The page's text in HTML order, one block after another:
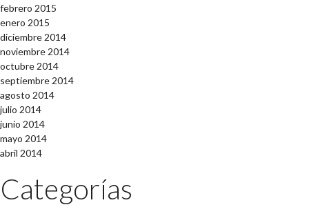
febrero 2015
enero 2015
diciembre 2014
noviembre 2014
octubre 2014
septiembre 2014
agosto 2014
julio 2014
junio 2014
mayo 2014
abril 2014
Categorías